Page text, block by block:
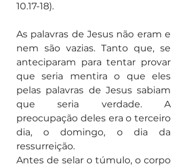
10.17-18).
As palavras de Jesus não eram e
nem são vazias. Tanto que, se
anteciparam para tentar provar
que seria mentira o que eles
pelas palavras de Jesus sabiam
que seria verdade. A
preocupação deles era o terceiro
dia, o domingo, o dia da
ressurreição.
Antes de selar o túmulo, o corpo